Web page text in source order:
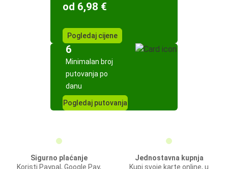
od 6,98 €
Pogledaj cijene
6
Minimalan broj
putovanja po
danu
Pogledaj putovanja
Sigurno plaćanje
Koristi Paypal, Google Pay,
Jednostavna kupnja
Kupi svoje karte online, u